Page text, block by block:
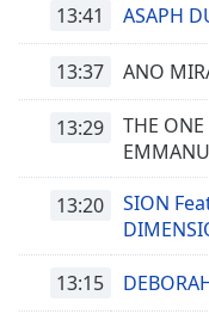
13:41 ASAPH
13:37 ANO
13:29
THE
13:20
SION
13:15